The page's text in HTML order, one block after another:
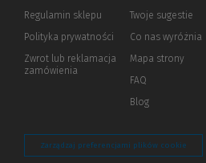
Regulamin sklepu
Polityka prywatności (Nowe
(Link
innej
Zwrot lub reklamacja
zamówienia
innej
Twoje sugestie
Co nas wyróżnia
Mapa strony
FAQ
Blog
Zarządzaj preferencjami plików cookie